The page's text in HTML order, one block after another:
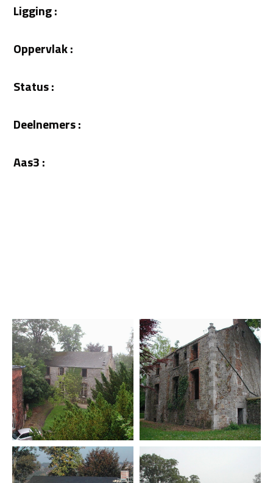
Ligging :
Oppervlak :
Status :
Deelnemers :
Aas3 :